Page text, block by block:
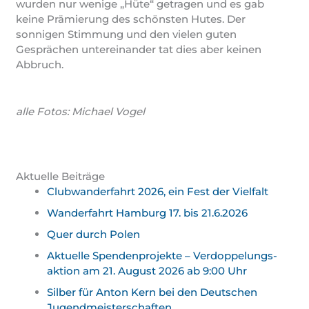
wurden nur wenige „Hüte“ getragen und es gab
keine Prämierung des schönsten Hutes. Der
sonnigen Stimmung und den vielen guten
Gesprächen untereinander tat dies aber keinen
Abbruch.
alle Fotos: Michael Vogel
Aktuelle Beiträge
Clubwanderfahrt 2026, ein Fest der Vielfalt
Wanderfahrt Hamburg 17. bis 21.6.2026
Quer durch Polen
Aktuelle Spendenprojekte – Verdoppelungs­
aktion am 21. August 2026 ab 9:00 Uhr
Silber für Anton Kern bei den Deutschen